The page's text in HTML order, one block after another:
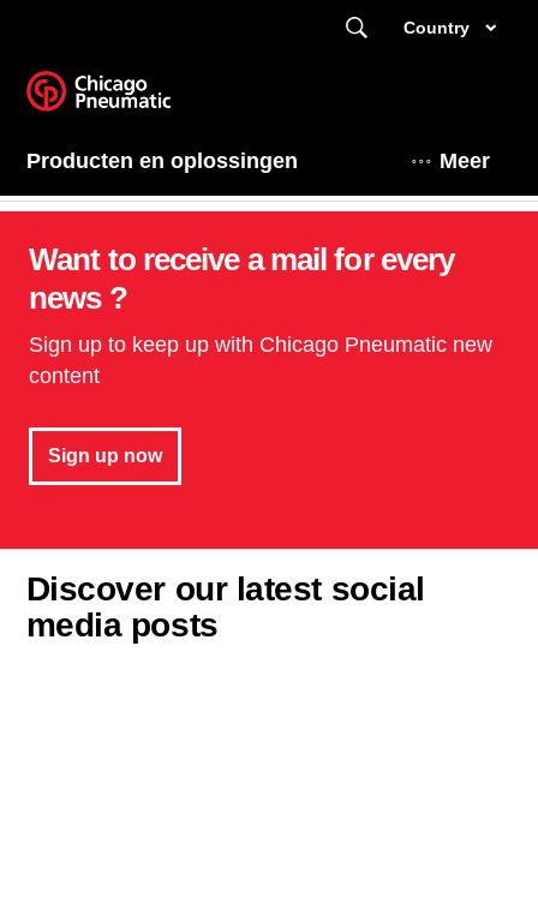
Country
Meer
Producten en oplossingen
Want to receive a mail for every
news ?
Sign up to keep up with Chicago Pneumatic new
content
Sign up now
Discover our latest social
media posts